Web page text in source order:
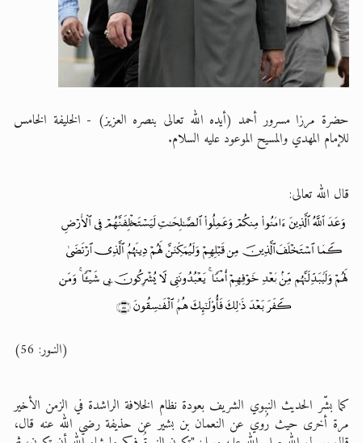
حضرة مرزا مسرور أحمد (أيده الله تعالى بنصره العزيز) - الخليفة الخامس
للإمام المهدي والمسيح الموعود عليه السلام.
قال الله تعالى:
(النـور: 56)
كما بشّر الحديث النبوي الشريف بعودة نظام الخلافة الراشدة في الزمن الأخير
مرة أخرى حيث رُوي عن النعمان بن بشير عن حذيفة رضي الله عنه قال،